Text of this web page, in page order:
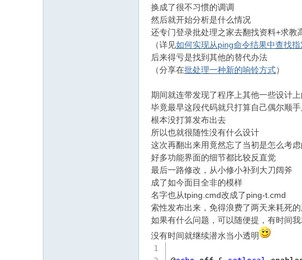
换成了很不习惯的调调
然后就开始分析是什么情况
还专门登录批处理之家去翻找资料+求教
（详见如何实现从ping命令结果中查找
后来得亏是找到其他的替代办法
（分享在批处理一种新的响铃方式）
期间就连带发现了程序上其他一些设计
毕竟最早这段代码就只打算自己偶尔顺手
根本没打算发布出去
所以也就很随性没有什么设计
这次再翻出来用竟然忘了当初是怎么考虑
好多功能界面的细节都比较反直觉
最后一路修改，从小修小补到大刀阔斧
成了如今面目全非的模样
名字也从tping.cmd改成了ping-t.cmd
索性发布出来，免得浪费了两天来耗死
如果有什么问题，可以随便提，有时间
没有时间就继续潜水当小透明